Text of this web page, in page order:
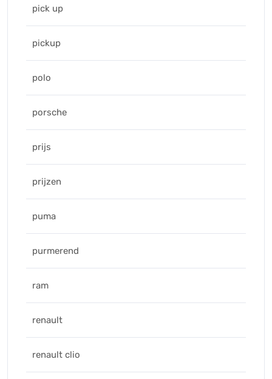
pick up
pickup
polo
porsche
prijs
prijzen
puma
purmerend
ram
renault
renault clio